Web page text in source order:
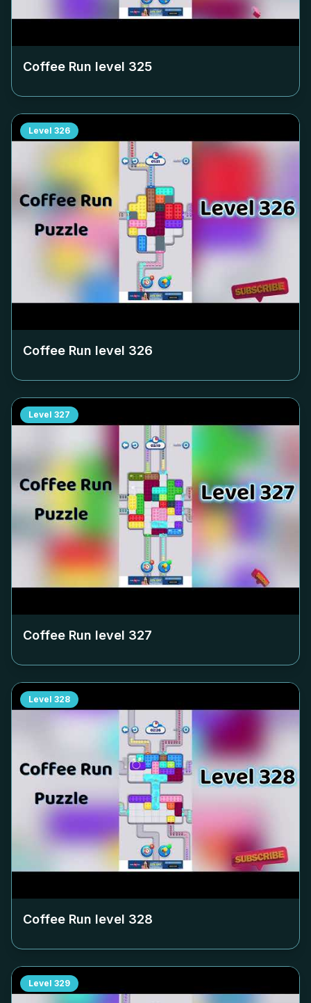
Coffee Run level 325
Level 326
Coffee Run level 326
Level 327
Coffee Run level 327
Level 328
Coffee Run level 328
Level 329